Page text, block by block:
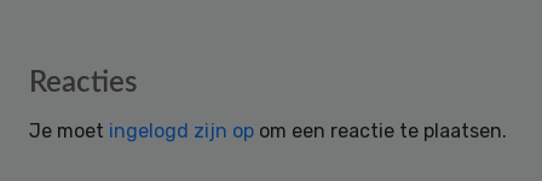
Reader
Reacties
Je moet ingelogd zijn op om een reactie te plaatsen.